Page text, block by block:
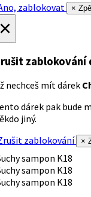
zablokovat
×
zablokování
nechceš mít dárek
dárek pak bude
jiný.
zablokování
×